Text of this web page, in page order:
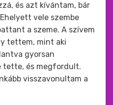
és azt kívántam, bár
vele szembe
a szeme. A szívem
tettem, mint aki
gyorsan
tette, és megfordult.
visszavonultam a